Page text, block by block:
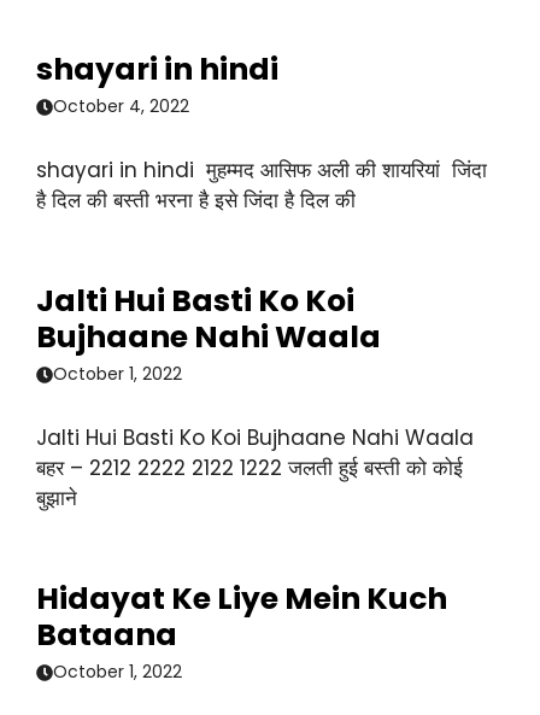
shayari in hindi
October 4, 2022
shayari in hindi मुहम्मद आसिफ अली की शायरियां जिंदा
है दिल की बस्ती भरना है इसे जिंदा है दिल की
Jalti Hui Basti Ko Koi
Bujhaane Nahi Waala
October 1, 2022
Jalti Hui Basti Ko Koi Bujhaane Nahi Waala
बहर – 2212 2222 2122 1222 जलती हुई बस्ती को कोई
बुझाने
Hidayat Ke Liye Mein Kuch
Bataana
October 1, 2022